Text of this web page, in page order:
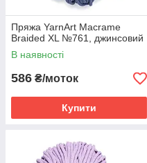
Пряжа YarnArt Macrame
Braided XL №761, джинсовий
В наявності
586 ₴/моток
Купити